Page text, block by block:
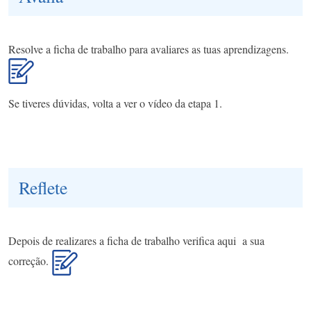
Resolve a ficha de trabalho para avaliares as tuas aprendizagens.
Se tiveres dúvidas, volta a ver o vídeo da etapa 1.
Reflete
Depois de realizares a ficha de trabalho verifica aqui a sua
correção.